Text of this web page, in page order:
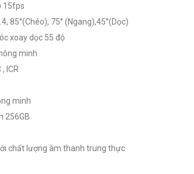
15fps
85°(Chéo), 75° (Ngang),45°(Dọc)
xoay dọc 55 độ
minh
, ICR
minh
256GB
chất lượng âm thanh trung thực